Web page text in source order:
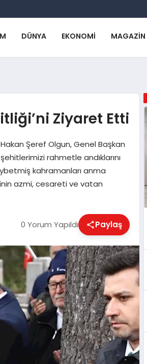
DÜNYA EKONOMI MAGAZIN
Ziyaret Etti
Şeref Olgun, Genel Başkan
rahmetle andıklarını
kahramanları anma
azmi, cesareti ve vatan
0 Yorum Yapıldı Paylaş